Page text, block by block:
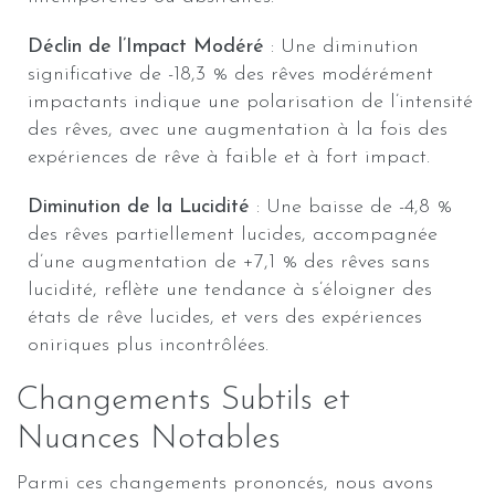
Déclin de l’Impact Modéré : Une diminution
significative de -18,3 % des rêves modérément
impactants indique une polarisation de l’intensité
des rêves, avec une augmentation à la fois des
expériences de rêve à faible et à fort impact.
Diminution de la Lucidité : Une baisse de -4,8 %
des rêves partiellement lucides, accompagnée
d’une augmentation de +7,1 % des rêves sans
lucidité, reflète une tendance à s’éloigner des
états de rêve lucides, et vers des expériences
oniriques plus incontrôlées.
Changements Subtils et
Nuances Notables
Parmi ces changements prononcés, nous avons